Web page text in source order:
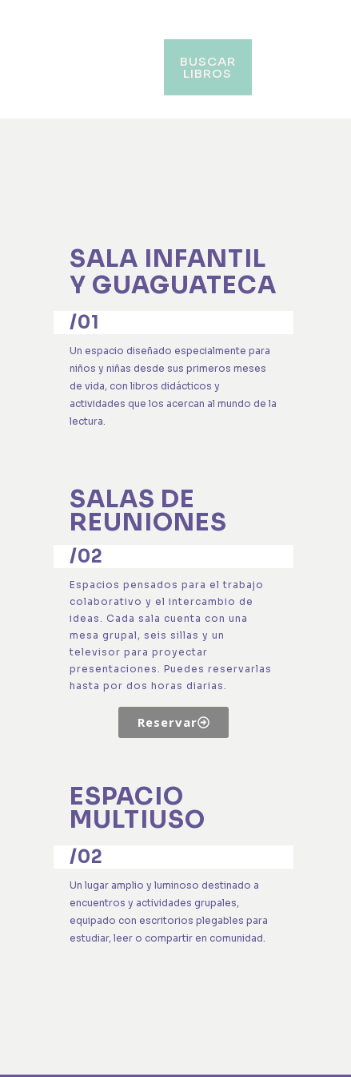
BUSCAR
LIBROS
SALA INFANTIL
Y GUAGUATECA
/01
Un espacio diseñado especialmente para
niños y niñas desde sus primeros meses
de vida, con libros didácticos y
actividades que los acercan al mundo de la
lectura.
SALAS DE
REUNIONES
/02
Espacios pensados para el trabajo
colaborativo y el intercambio de
ideas. Cada sala cuenta con una
mesa grupal, seis sillas y un
televisor para proyectar
presentaciones. Puedes reservarlas
hasta por dos horas diarias.
Reservar
ESPACIO
MULTIUSO
/02
Un lugar amplio y luminoso destinado a
encuentros y actividades grupales,
equipado con escritorios plegables para
estudiar, leer o compartir en comunidad.